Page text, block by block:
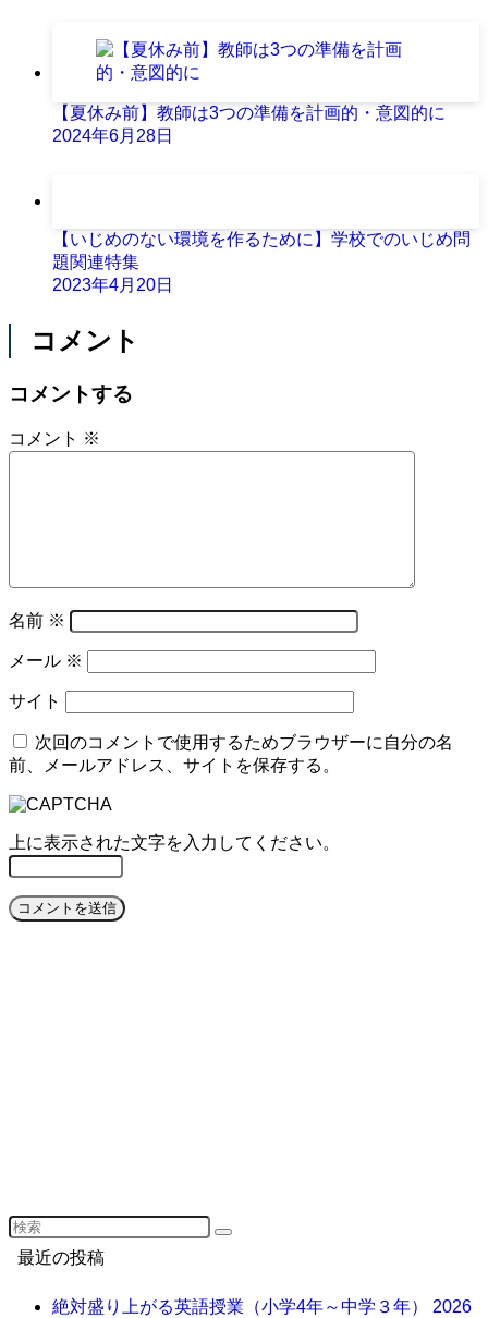
【夏休み前】教師は3つの準備を計画的・意図的に
2024年6月28日
【いじめのない環境を作るために】学校でのいじめ問
題関連特集
2023年4月20日
コメント
コメントする
コメント ※
名前 ※
メール ※
サイト
次回のコメントで使用するためブラウザーに自分の名
前、メールアドレス、サイトを保存する。
上に表示された文字を入力してください。
最近の投稿
絶対盛り上がる英語授業（小学4年～中学３年） 2026